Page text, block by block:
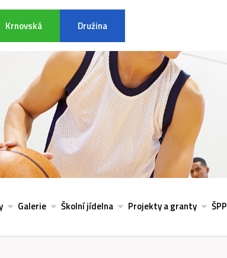
Krnovská Družina
Galerie Školní jídelna Projekty a granty ŠPP